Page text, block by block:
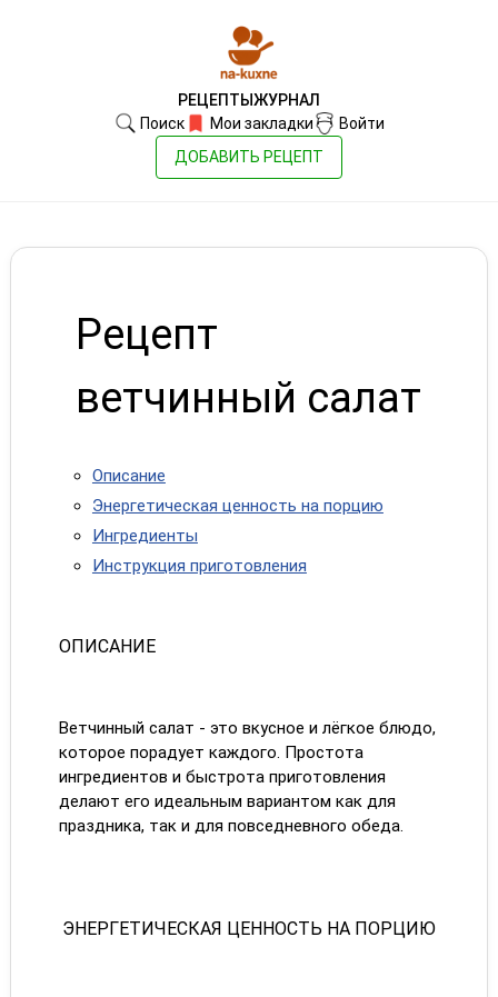
РЕЦЕПТЫ ЖУРНАЛ
Поиск
Мои закладки
Войти
ДОБАВИТЬ РЕЦЕПТ
Рецепт
ветчинный салат
Описание
Энергетическая ценность на порцию
Ингредиенты
Инструкция приготовления
ОПИСАНИЕ
Ветчинный салат - это вкусное и лёгкое блюдо,
которое порадует каждого. Простота
ингредиентов и быстрота приготовления
делают его идеальным вариантом как для
праздника, так и для повседневного обеда.
ЭНЕРГЕТИЧЕСКАЯ ЦЕННОСТЬ НА ПОРЦИЮ